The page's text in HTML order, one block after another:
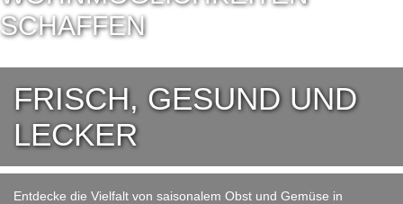
SCHAFFEN
FRISCH, GESUND UND
LECKER
Entdecke die Vielfalt von saisonalem Obst und Gemüse in